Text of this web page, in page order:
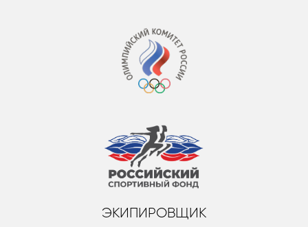
ЭКИПИРОВЩИК